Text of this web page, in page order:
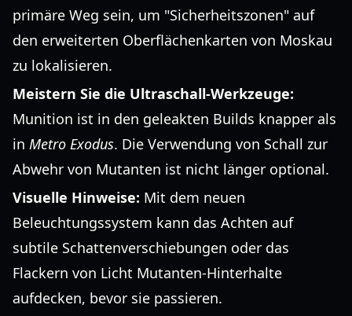
primäre Weg sein, um "Sicherheitszonen" auf
den erweiterten Oberflächenkarten von Moskau
zu lokalisieren.
Meistern Sie die Ultraschall-Werkzeuge:
Munition ist in den geleakten Builds knapper als
in Metro Exodus. Die Verwendung von Schall zur
Abwehr von Mutanten ist nicht länger optional.
Visuelle Hinweise: Mit dem neuen
Beleuchtungssystem kann das Achten auf
subtile Schattenverschiebungen oder das
Flackern von Licht Mutanten-Hinterhalte
aufdecken, bevor sie passieren.